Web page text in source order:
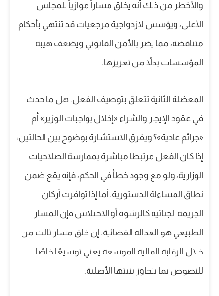
والأخطر من ذلك أنه يخلق مساراً موازياً للمجلس
الأعلى، ويؤسس لازدواجية مرجعيات قد تنتهي بأحكام
متناقضة، مما يضر بالأمن القانوني ويضعف هيبة
المؤسسات بدلاً من تعزيزها.
المعضلة الثانية تتعلق بتوصيف الفعل. هل ما حدث
في عقود الإيجار والشراء «إخلال بواجبات الوزير» أم
«جرائم عادية»؟ ويفرق الاستشارة بوضوح بين الحالتين:
إذا كان الفعل مرتبطا مباشرة بممارسة الصلاحيات
الوزارية، ولو مع وجود خطأ في الحكم، فإنه يقع ضمن
نطاق المساءلة الدستورية. أما إذا توافرت أركان
الجريمة الجنائية كالرشوة أو الاختلاس فإن المسار
الطبيعي هو العدالة القضائية. إن خلق مسار ثالث من
خلال الرقابة المالية الموسعة يعني توسيعًا خاصًا
للنصوص بما يتجاوز بنيتها الأصلية.